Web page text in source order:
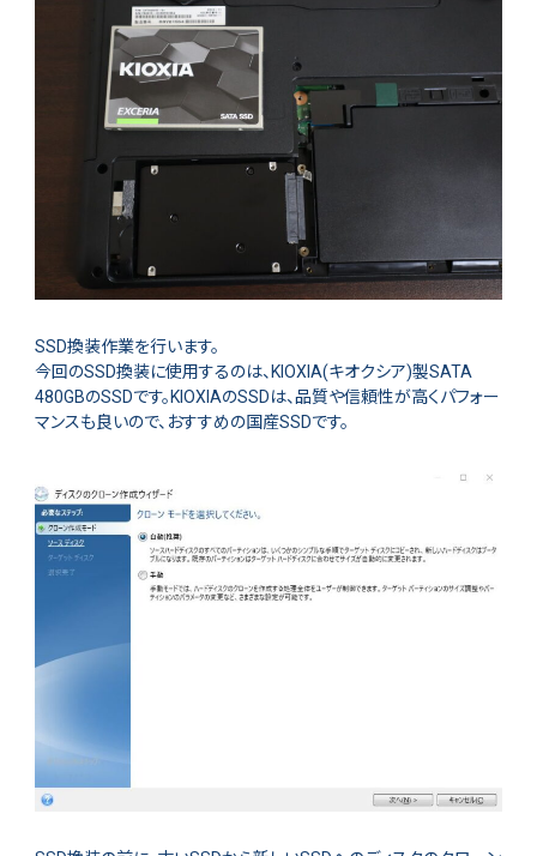
SSD換装作業を行います。
今回のSSD換装に使用するのは、KIOXIA(キオクシア)製SATA
480GBのSSDです。KIOXIAのSSDは、品質や信頼性が高くパフォー
マンスも良いので、おすすめの国産SSDです。